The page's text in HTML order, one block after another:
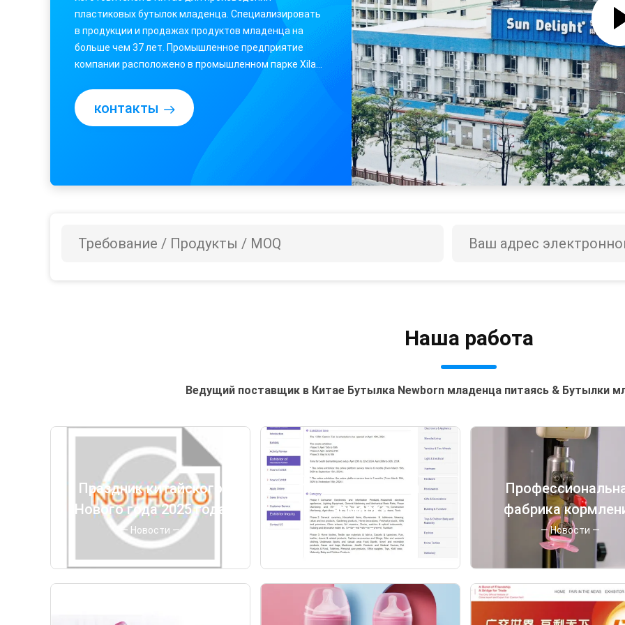
пластиковых бутылок младенца. Специализировать
в продукции и продажах продуктов младенца на
больше чем 37 лет. Промышленное предприятие
компании расположено в промышленном парке Xilang
города Гуанчжоу, с больше чем 300 работниками,
включая над 40 профессионалами в mechainical ...
контакты
Наша работа
Ведущий поставщик в Китае Бутылка Newborn младенца питаясь & Бутылки
Праздник китайского
Нового года 2025 года
— Новости —
135-я Кантонская
ярмарка
— Новости —
фабрика
младенцев
— Новости —